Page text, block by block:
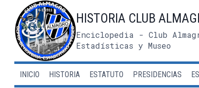
contenido
HISTORIA CLUB
Enciclopedia - Club
Estadísticas y Museo
INICIO HISTORIA ESTATUTO PRESIDENCIAS